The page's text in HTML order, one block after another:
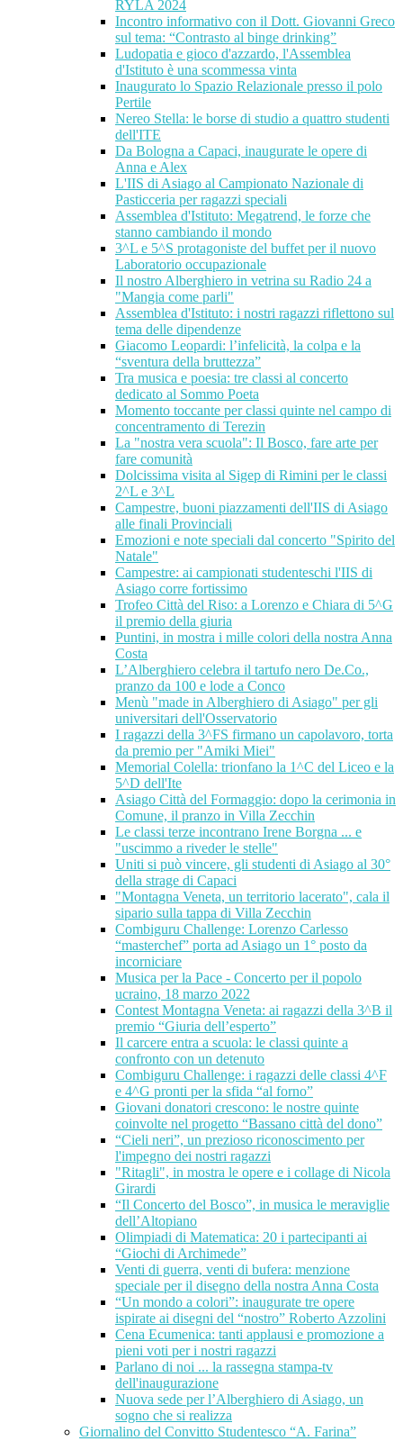
RYLA 2024
Incontro informativo con il Dott. Giovanni Greco
sul tema: “Contrasto al binge drinking”
Ludopatia e gioco d'azzardo, l'Assemblea
d'Istituto è una scommessa vinta
Inaugurato lo Spazio Relazionale presso il polo
Pertile
Nereo Stella: le borse di studio a quattro studenti
dell'ITE
Da Bologna a Capaci, inaugurate le opere di
Anna e Alex
L'IIS di Asiago al Campionato Nazionale di
Pasticceria per ragazzi speciali
Assemblea d'Istituto: Megatrend, le forze che
stanno cambiando il mondo
3^L e 5^S protagoniste del buffet per il nuovo
Laboratorio occupazionale
Il nostro Alberghiero in vetrina su Radio 24 a
"Mangia come parli"
Assemblea d'Istituto: i nostri ragazzi riflettono sul
tema delle dipendenze
Giacomo Leopardi: l’infelicità, la colpa e la
“sventura della bruttezza”
Tra musica e poesia: tre classi al concerto
dedicato al Sommo Poeta
Momento toccante per classi quinte nel campo di
concentramento di Terezin
La "nostra vera scuola": Il Bosco, fare arte per
fare comunità
Dolcissima visita al Sigep di Rimini per le classi
2^L e 3^L
Campestre, buoni piazzamenti dell'IIS di Asiago
alle finali Provinciali
Emozioni e note speciali dal concerto "Spirito del
Natale"
Campestre: ai campionati studenteschi l'IIS di
Asiago corre fortissimo
Trofeo Città del Riso: a Lorenzo e Chiara di 5^G
il premio della giuria
Puntini, in mostra i mille colori della nostra Anna
Costa
L’Alberghiero celebra il tartufo nero De.Co.,
pranzo da 100 e lode a Conco
Menù "made in Alberghiero di Asiago" per gli
universitari dell'Osservatorio
I ragazzi della 3^FS firmano un capolavoro, torta
da premio per "Amiki Miei"
Memorial Colella: trionfano la 1^C del Liceo e la
5^D dell'Ite
Asiago Città del Formaggio: dopo la cerimonia in
Comune, il pranzo in Villa Zecchin
Le classi terze incontrano Irene Borgna ... e
"uscimmo a riveder le stelle"
Uniti si può vincere, gli studenti di Asiago al 30°
della strage di Capaci
"Montagna Veneta, un territorio lacerato", cala il
sipario sulla tappa di Villa Zecchin
Combiguru Challenge: Lorenzo Carlesso
“masterchef” porta ad Asiago un 1° posto da
incorniciare
Musica per la Pace - Concerto per il popolo
ucraino, 18 marzo 2022
Contest Montagna Veneta: ai ragazzi della 3^B il
premio “Giuria dell’esperto”
Il carcere entra a scuola: le classi quinte a
confronto con un detenuto
Combiguru Challenge: i ragazzi delle classi 4^F
e 4^G pronti per la sfida “al forno”
Giovani donatori crescono: le nostre quinte
coinvolte nel progetto “Bassano città del dono”
“Cieli neri”, un prezioso riconoscimento per
l'impegno dei nostri ragazzi
"Ritagli", in mostra le opere e i collage di Nicola
Girardi
“Il Concerto del Bosco”, in musica le meraviglie
dell’Altopiano
Olimpiadi di Matematica: 20 i partecipanti ai
“Giochi di Archimede”
Venti di guerra, venti di bufera: menzione
speciale per il disegno della nostra Anna Costa
“Un mondo a colori”: inaugurate tre opere
ispirate ai disegni del “nostro” Roberto Azzolini
Cena Ecumenica: tanti applausi e promozione a
pieni voti per i nostri ragazzi
Parlano di noi ... la rassegna stampa-tv
dell'inaugurazione
Nuova sede per l’Alberghiero di Asiago, un
sogno che si realizza
Giornalino del Convitto Studentesco “A. Farina”